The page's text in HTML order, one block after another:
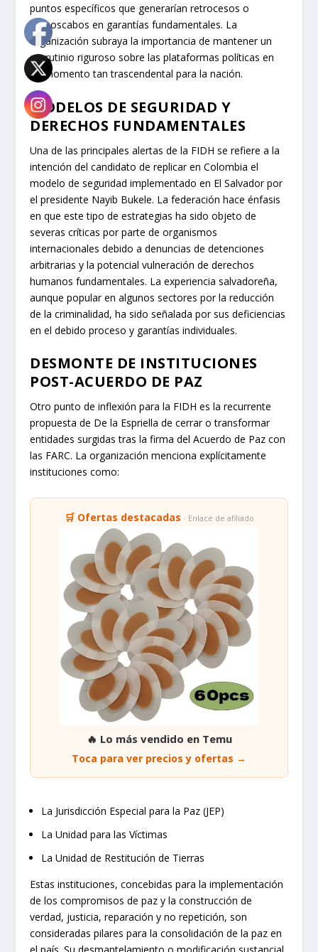
puntos específicos que generarían retrocesos o
menoscabos en garantías fundamentales. La
organización subraya la importancia de mantener un
escrutinio riguroso sobre las plataformas políticas en
un momento tan trascendental para la nación.
MODELOS DE SEGURIDAD Y
DERECHOS FUNDAMENTALES
Una de las principales alertas de la FIDH se refiere a la
intención del candidato de replicar en Colombia el
modelo de seguridad implementado en El Salvador por
el presidente Nayib Bukele. La federación hace énfasis
en que este tipo de estrategias ha sido objeto de
severas críticas por parte de organismos
internacionales debido a denuncias de detenciones
arbitrarias y la potencial vulneración de derechos
humanos fundamentales. La experiencia salvadoreña,
aunque popular en algunos sectores por la reducción
de la criminalidad, ha sido señalada por sus deficiencias
en el debido proceso y garantías individuales.
DESMONTE DE INSTITUCIONES
POST-ACUERDO DE PAZ
Otro punto de inflexión para la FIDH es la recurrente
propuesta de De la Espriella de cerrar o transformar
entidades surgidas tras la firma del Acuerdo de Paz con
las FARC. La organización menciona explícitamente
instituciones como:
🛒 Ofertas destacadas · Enlace de afiliado
🔥 Lo más vendido en Temu
Toca para ver precios y ofertas →
La Jurisdicción Especial para la Paz (JEP)
La Unidad para las Víctimas
La Unidad de Restitución de Tierras
Estas instituciones, concebidas para la implementación
de los compromisos de paz y la construcción de
verdad, justicia, reparación y no repetición, son
consideradas pilares para la consolidación de la paz en
el país. Su desmantelamiento o modificación sustancial